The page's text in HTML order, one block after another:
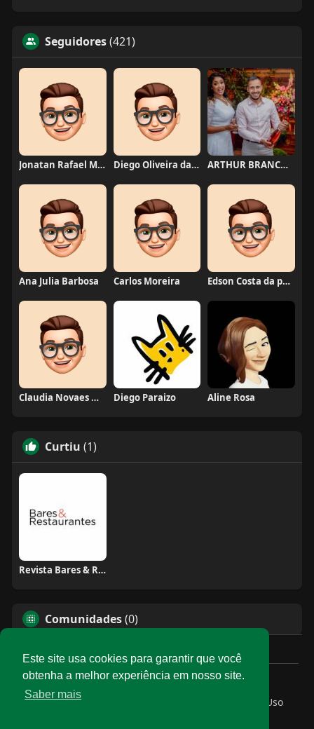
Este site usa cookies para garantir que você
obtenha a melhor experiência em nosso site.
Saber mais
Seguidores(421)
Jonatan Rafael Mello Diego Oliveira da Motta ARTHUR BRANCO FERNANDES
Ana Julia Barbosa Carlos Moreira Edson Costa da paixão
Claudia Novaes Novaes Diego Paraizo Aline Rosa
Curtiu (1)
Revista Bares & Restaurantes
Comunidades(0)
© 2026 Rede Abrasel
Início
Sobre
Termos de Uso